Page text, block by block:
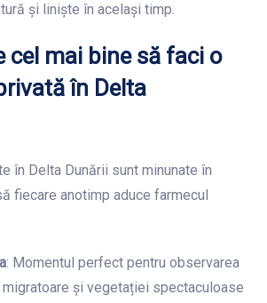
și liniște în același timp.
cel mai bine să faci o
în Delta
în Delta Dunării sunt minunate în
fiecare anotimp aduce farmecul
: Momentul perfect pentru observarea
și vegetației spectaculoase